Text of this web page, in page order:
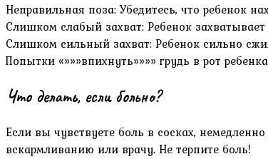
Неправильная поза: Убедитесь, что ребенок
Слишком слабый захват: Ребенок захватывает
Слишком сильный захват: Ребенок сильно
Попытки «»»»впихнуть»»»» грудь в рот
Что делать, если больно?
Если вы чувствуете боль в сосках,
вскармливанию или врачу. Не терпите боль!